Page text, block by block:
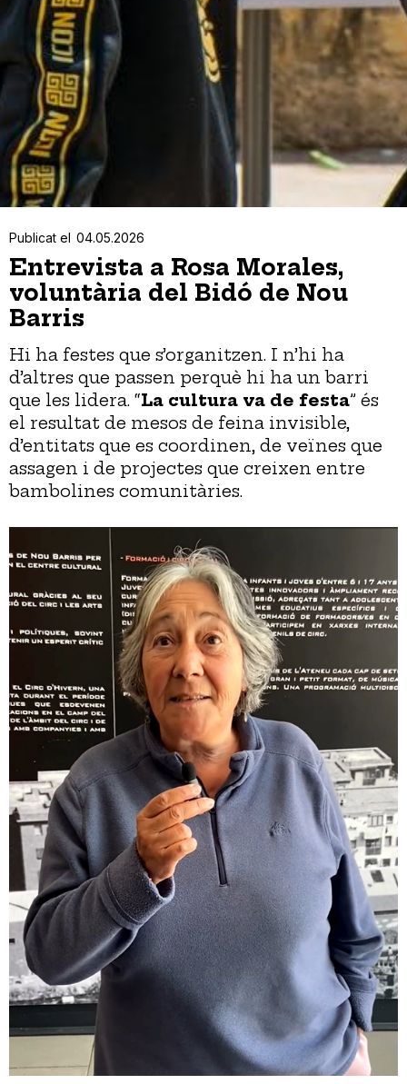
Publicat el 04.05.2026
Entrevista a Rosa Morales,
voluntària del Bidó de Nou
Barris
Hi ha festes que s’organitzen. I n’hi ha
d’altres que passen perquè hi ha un barri
que les lidera. “La cultura va de festa” és
el resultat de mesos de feina invisible,
d’entitats que es coordinen, de veïnes que
assagen i de projectes que creixen entre
bambolines comunitàries.